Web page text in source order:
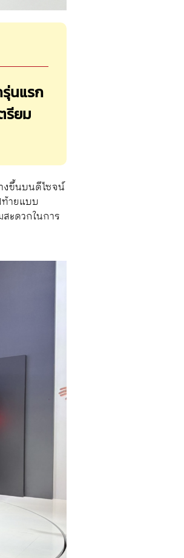
นแรก
รียม
งขึ้นบนดีไซจน์
ายแบบ
ะดวกในการ